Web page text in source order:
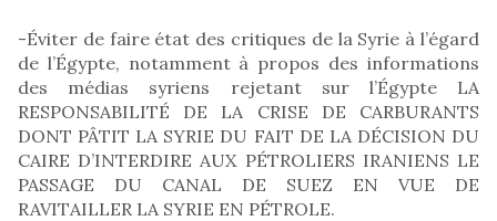
-Éviter de faire état des critiques de la Syrie à l’égard
de l’Égypte, notamment à propos des informations
des médias syriens rejetant sur l’Égypte LA
RESPONSABILITÉ DE LA CRISE DE CARBURANTS
DONT PÂTIT LA SYRIE DU FAIT DE LA DÉCISION DU
CAIRE D’INTERDIRE AUX PÉTROLIERS IRANIENS LE
PASSAGE DU CANAL DE SUEZ EN VUE DE
RAVITAILLER LA SYRIE EN PÉTROLE.